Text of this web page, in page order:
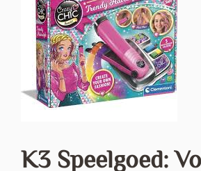
K3 Speelgoed: